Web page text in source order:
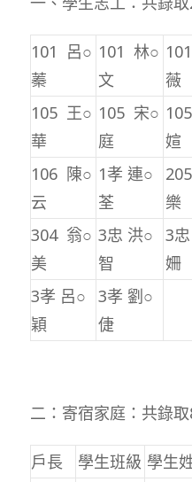
101 呂○
蓁
101 林○
文
薇
105 王○
華
105 宋○
庭
媗
106 陳○
云
1孝 連○
荃
樂
304 翁○
美
3忠 洪○
智
3
姍
3孝 呂○
穎
3孝 劉○
倢
二：寄宿家庭：共錄
戶長 學生班級 學生